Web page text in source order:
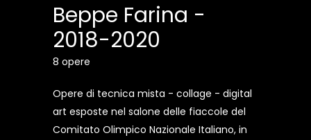
Beppe Farina -
2018-2020
8 opere
Opere di tecnica mista - collage - digital
art esposte nel salone delle fiaccole del
Comitato Olimpico Nazionale Italiano, in